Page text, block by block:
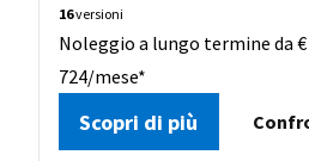
16versioni
Noleggio a lungo termine da €
724/mese*
Scopri di più